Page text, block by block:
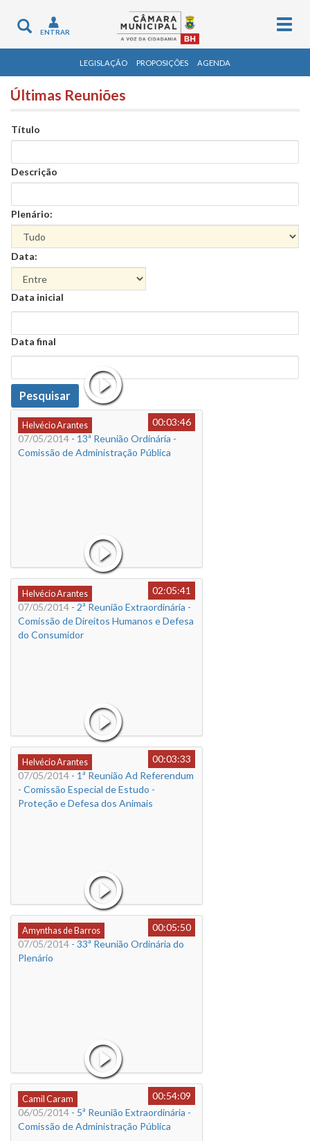
Toggle
navigation
ENTRAR
LEGISLAÇÃO PROPOSIÇÕES AGENDA
Últimas Reuniões
Título
Descrição
Plenário:
Data:
Data
Data inicial
Data
Data final
Data
Pesquisar
Helvécio Arantes
00:03:46
07/05/2014 - 13ª Reunião Ordinária -
Comissão de Administração Pública
Helvécio Arantes
02:05:41
07/05/2014 - 2ª Reunião Extraordinária -
Comissão de Direitos Humanos e Defesa
do Consumidor
Helvécio Arantes
00:03:33
07/05/2014 - 1ª Reunião Ad Referendum
- Comissão Especial de Estudo -
Proteção e Defesa dos Animais
Amynthas de Barros
00:05:50
07/05/2014 - 33ª Reunião Ordinária do
Plenário
Camil Caram
00:54:09
06/05/2014 - 5ª Reunião Extraordinária -
Comissão de Administração Pública